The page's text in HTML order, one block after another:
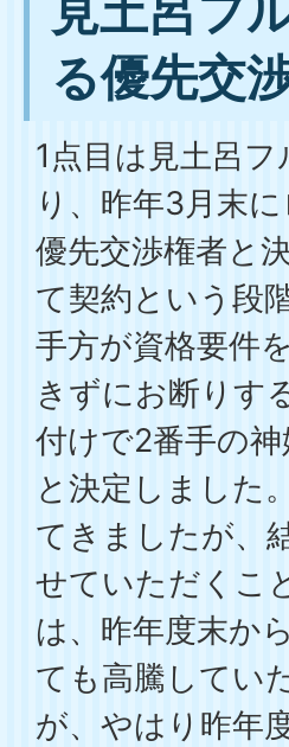
見土呂フ
る優先交
1点目は見土呂
り、昨年3月末
優先交渉権者と
て契約という段
手方が資格要件
きずにお断りす
付けで2番手の
と決定しました
てきましたが、
せていただくこ
は、昨年度末か
ても高騰してい
が、やはり昨年